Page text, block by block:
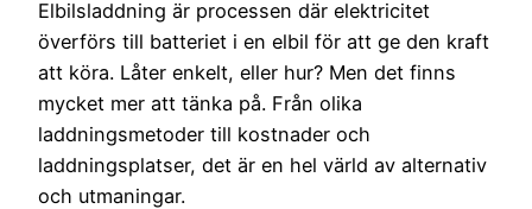
Elbilsladdning är processen där elektricitet
överförs till batteriet i en elbil för att ge den kraft
att köra. Låter enkelt, eller hur? Men det finns
mycket mer att tänka på. Från olika
laddningsmetoder till kostnader och
laddningsplatser, det är en hel värld av alternativ
och utmaningar.